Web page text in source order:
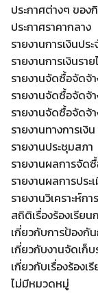
Search
for:
ประกาศต่างๆ ของ
ประกาศราคากลาง
รายงานการเงินปร
รายงานการเงินรา
รายงานจัดซื้อจัดจ้
รายงานจัดซื้อจัดจ้
รายงานจัดซื้อจัดจ้
รายงานทางการเงิน
รายงานประชุมสภา
รายงานผลการจัด
รายงานผลการปร
รายงานวิเคราะห์ก
สถิติเรื่องร้องเรียน
เกี่ยวกับการป้องกั
เกี่ยวกับงานจัดเก็
เกี่ยวกับเรื่องร้องเ
ไม่มีหมวดหมู่